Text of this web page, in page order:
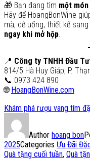
🎁 Bạn đang tìm một
Hãy để HoangBonWine
mà, dễ uống, thiết kế
ngay khi mở hộp.
📍 Công ty TNHH Đầu
814/5 Hà Huy Giáp, P.
📞 0973 424 890
🌐HoangBonWine.com
Khám phá rượu vang tím
Author hoang bon
2025Categories Ưu Đãi
Quà tặng cuối tuần, Quà